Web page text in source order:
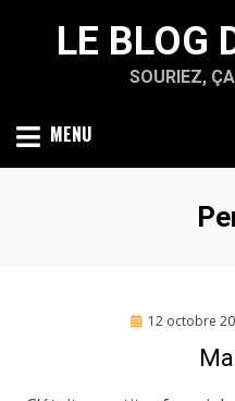
LE BLOG
SOURIEZ,
MENU
:
Posted
12 octobre